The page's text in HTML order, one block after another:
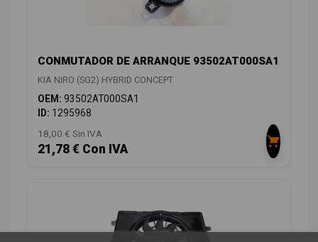
CONMUTADOR DE ARRANQUE 93502AT000SA1
KIA NIRO (SG2) HYBRID CONCEPT
OEM: 93502AT000SA1
ID: 1295968
18,00 € Sin IVA
21,78 € Con IVA